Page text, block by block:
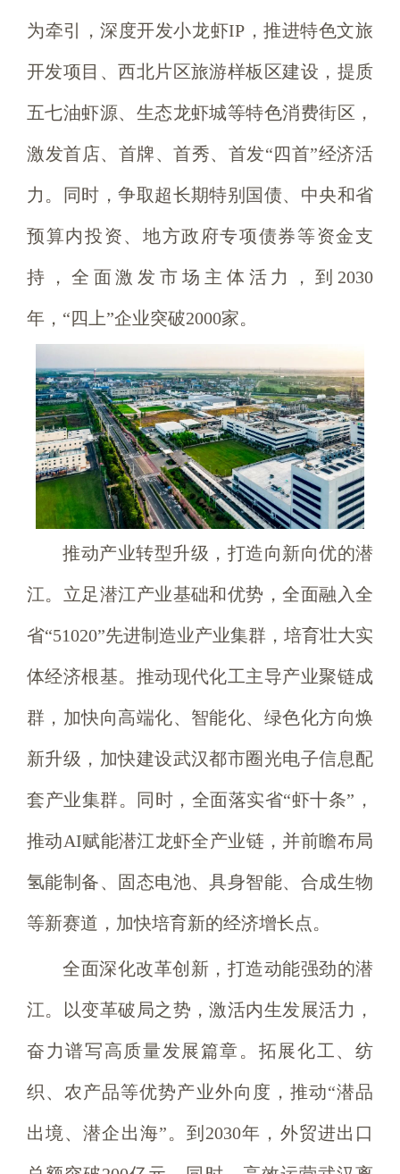
为牵引，深度开发小龙虾IP，推进特色文旅
开发项目、西北片区旅游样板区建设，提质
五七油虾源、生态龙虾城等特色消费街区，
激发首店、首牌、首秀、首发“四首”经济活
力。同时，争取超长期特别国债、中央和省
预算内投资、地方政府专项债券等资金支
持，全面激发市场主体活力，到2030
年，“四上”企业突破2000家。
推动产业转型升级，打造向新向优的潜
江。立足潜江产业基础和优势，全面融入全
省“51020”先进制造业产业集群，培育壮大实
体经济根基。推动现代化工主导产业聚链成
群，加快向高端化、智能化、绿色化方向焕
新升级，加快建设武汉都市圈光电子信息配
套产业集群。同时，全面落实省“虾十条”，
推动AI赋能潜江龙虾全产业链，并前瞻布局
氢能制备、固态电池、具身智能、合成生物
等新赛道，加快培育新的经济增长点。
全面深化改革创新，打造动能强劲的潜
江。以变革破局之势，激活内生发展活力，
奋力谱写高质量发展篇章。拓展化工、纺
织、农产品等优势产业外向度，推动“潜品
出境、潜企出海”。到2030年，外贸进出口